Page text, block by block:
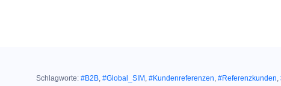
Schlagworte: #B2B, #Global_SIM , #Kundenreferenzen, #Referenzkunden,